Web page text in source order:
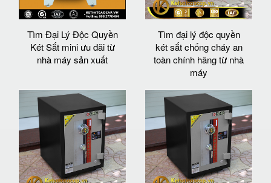
Tìm Đại Lý Độc Quyền
Két Sắt mini ưu đãi từ
nhà máy sản xuất
Tìm đại lý độc quyền
két sắt chống cháy an
toàn chính hãng từ nhà
máy